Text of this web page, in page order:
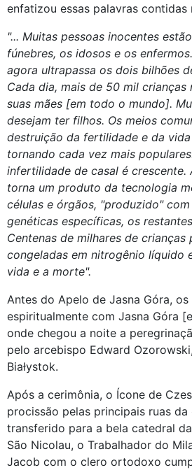
enfatizou essas palavras
"... Muitas pessoas inocentes
fúnebres, os idosos e os
agora ultrapassa os dois bilhões
Cada dia, mais de 50 mil
suas mães [em todo o mundo].
desejam ter filhos. Os meios
destruição da fertilidade e da
tornando cada vez mais
infertilidade de casal é crescente.
torna um produto da tecnologia
células e órgãos, "produzido"
genéticas específicas, os
Centenas de milhares de crianças
congeladas em nitrogênio líquido
vida e a morte".
Antes do Apelo de Jasna Góra,
espiritualmente com Jasna Góra
onde chegou a noite a
pelo arcebispo Edward
Białystok.
Após a cerimônia, o Ícone de
procissão pelas principais ruas
transferido para a bela catedral
São Nicolau, o Trabalhador do
Jacob com o clero ortodoxo